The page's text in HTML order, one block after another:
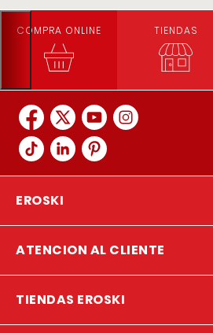
COMPRA ONLINE TIENDAS
EROSKI
ATENCION AL CLIENTE
TIENDAS EROSKI